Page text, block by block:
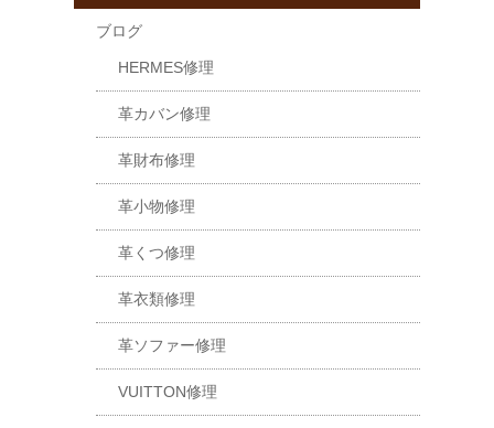
ブログ
HERMES修理
革カバン修理
革財布修理
革小物修理
革くつ修理
革衣類修理
革ソファー修理
VUITTON修理